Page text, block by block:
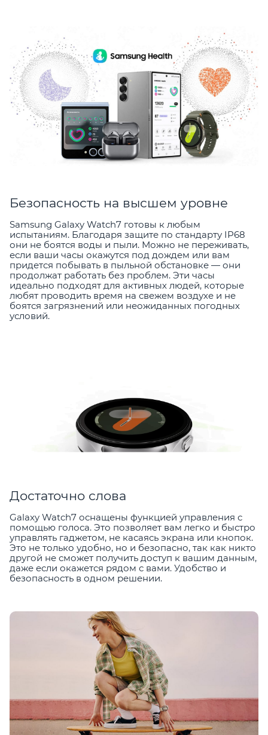
Безопасность на высшем уровне
Samsung Galaxy Watch7 готовы к любым
испытаниям. Благодаря защите по стандарту IP68
они не боятся воды и пыли. Можно не переживать,
если ваши часы окажутся под дождем или вам
придется побывать в пыльной обстановке — они
продолжат работать без проблем. Эти часы
идеально подходят для активных людей, которые
любят проводить время на свежем воздухе и не
боятся загрязнений или неожиданных погодных
условий.
Достаточно слова
Galaxy Watch7 оснащены функцией управления с
помощью голоса. Это позволяет вам легко и быстро
управлять гаджетом, не касаясь экрана или кнопок.
Это не только удобно, но и безопасно, так как никто
другой не сможет получить доступ к вашим данным,
даже если окажется рядом с вами. Удобство и
безопасность в одном решении.